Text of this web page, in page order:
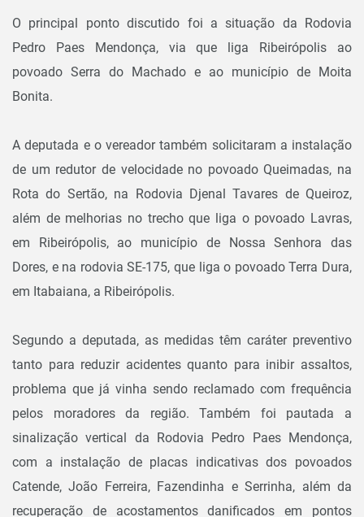
O principal ponto discutido foi a situação da Rodovia
Pedro Paes Mendonça, via que liga Ribeirópolis ao
povoado Serra do Machado e ao município de Moita
Bonita.
A deputada e o vereador também solicitaram a instalação
de um redutor de velocidade no povoado Queimadas, na
Rota do Sertão, na Rodovia Djenal Tavares de Queiroz,
além de melhorias no trecho que liga o povoado Lavras,
em Ribeirópolis, ao município de Nossa Senhora das
Dores, e na rodovia SE-175, que liga o povoado Terra Dura,
em Itabaiana, a Ribeirópolis.
Segundo a deputada, as medidas têm caráter preventivo
tanto para reduzir acidentes quanto para inibir assaltos,
problema que já vinha sendo reclamado com frequência
pelos moradores da região. Também foi pautada a
sinalização vertical da Rodovia Pedro Paes Mendonça,
com a instalação de placas indicativas dos povoados
Catende, João Ferreira, Fazendinha e Serrinha, além da
recuperação de acostamentos danificados em pontos